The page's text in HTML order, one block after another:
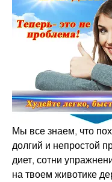
Мы все знаем, что
долгий и непростой
диет, сотни
на твоем животике